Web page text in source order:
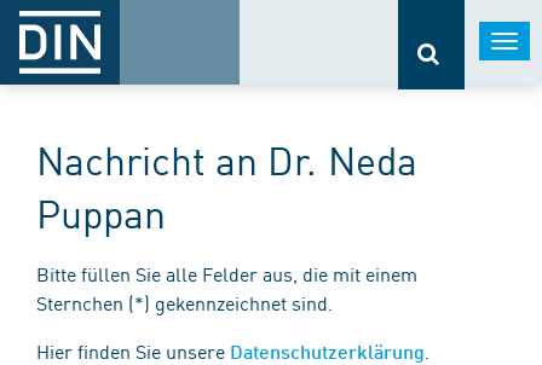
Nachricht an Dr. Neda
Puppan
Bitte füllen Sie alle Felder aus, die mit einem
Sternchen (*) gekennzeichnet sind.
Hier finden Sie unsere Datenschutzerklärung